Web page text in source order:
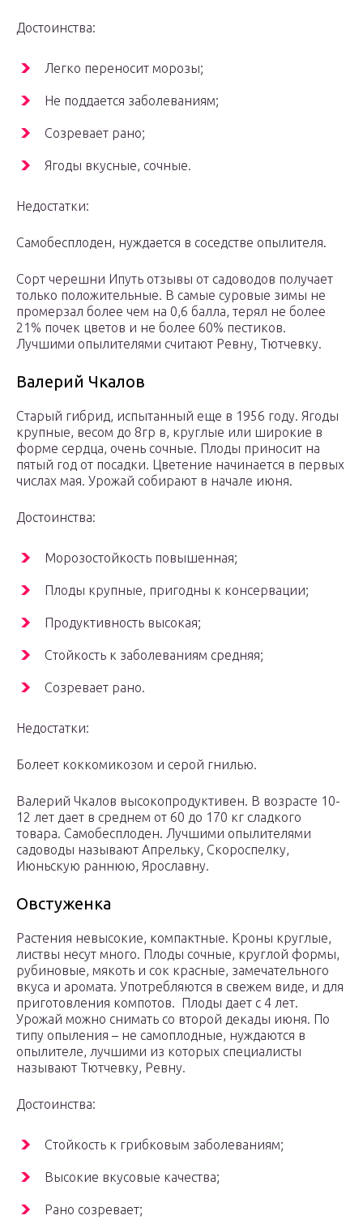
Достоинства:
Легко переносит морозы;
Не поддается заболеваниям;
Созревает рано;
Ягоды вкусные, сочные.
Недостатки:
Самобесплоден, нуждается в соседстве опылителя.
Сорт черешни Ипуть отзывы от садоводов получает
только положительные. В самые суровые зимы не
промерзал более чем на 0,6 балла, терял не более
21% почек цветов и не более 60% пестиков.
Лучшими опылителями считают Ревну, Тютчевку.
Валерий Чкалов
Старый гибрид, испытанный еще в 1956 году. Ягоды
крупные, весом до 8гр в, круглые или широкие в
форме сердца, очень сочные. Плоды приносит на
пятый год от посадки. Цветение начинается в первых
числах мая. Урожай собирают в начале июня.
Достоинства:
Морозостойкость повышенная;
Плоды крупные, пригодны к консервации;
Продуктивность высокая;
Стойкость к заболеваниям средняя;
Созревает рано.
Недостатки:
Болеет коккомикозом и серой гнилью.
Валерий Чкалов высокопродуктивен. В возрасте 10-
12 лет дает в среднем от 60 до 170 кг сладкого
товара. Самобесплоден. Лучшими опылителями
садоводы называют Апрельку, Скороспелку,
Июньскую раннюю, Ярославну.
Овстуженка
Растения невысокие, компактные. Кроны круглые,
листвы несут много. Плоды сочные, круглой формы,
рубиновые, мякоть и сок красные, замечательного
вкуса и аромата. Употребляются в свежем виде, и для
приготовления компотов. Плоды дает с 4 лет.
Урожай можно снимать со второй декады июня. По
типу опыления – не самоплодные, нуждаются в
опылителе, лучшими из которых специалисты
называют Тютчевку, Ревну.
Достоинства:
Стойкость к грибковым заболеваниям;
Высокие вкусовые качества;
Рано созревает;